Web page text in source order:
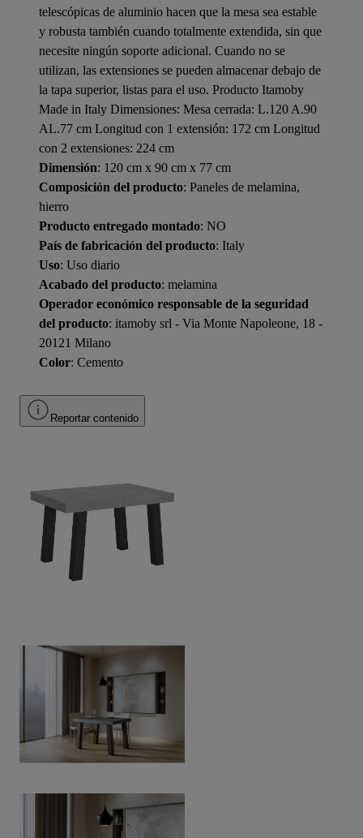
telescópicas de aluminio hacen que la mesa sea estable
y robusta también cuando totalmente extendida, sin que
necesite ningún soporte adicional. Cuando no se
utilizan, las extensiones se pueden almacenar debajo de
la tapa superior, listas para el uso. Producto Itamoby
Made in Italy Dimensiones: Mesa cerrada: L.120 A.90
AL.77 cm Longitud con 1 extensión: 172 cm Longitud
con 2 extensiones: 224 cm
Dimensión: 120 cm x 90 cm x 77 cm
Composición del producto: Paneles de melamina,
hierro
Producto entregado montado: NO
País de fabricación del producto: Italy
Uso: Uso diario
Acabado del producto: melamina
Operador económico responsable de la seguridad
del producto: itamoby srl - Via Monte Napoleone, 18 -
20121 Milano
Color: Cemento
Reportar contenido